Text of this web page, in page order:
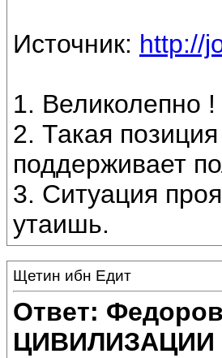
Источник: http://
1.
2. Такая
поддерживает
3. Ситуация
утаишь.
Щетин ибн Едит
Ответ:
ЦИВИЛИЗАЦИИ